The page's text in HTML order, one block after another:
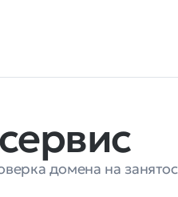
домена на